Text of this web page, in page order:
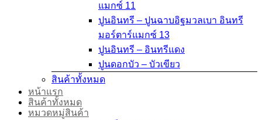
แมกซ์ 11
ปูนอินทรี – ปูนฉาบอิฐมวลเบา อินทรี
มอร์ตาร์แมกซ์ 13
ปูนอินทรี – อินทรีแดง
ปูนดอกบัว – บัวเขียว
สินค้าทั้งหมด
หน้าแรก
สินค้าทั้งหมด
หมวดหมู่สินค้า